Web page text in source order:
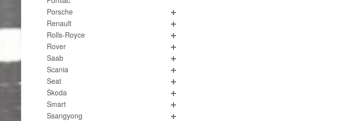
Porsche
Renault
Rolls-Royce
Rover
Saab
Scania
Seat
Škoda
Smart
Ssangyong